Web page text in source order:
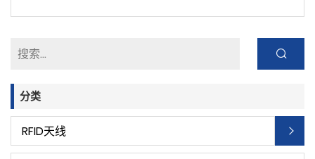
分类
RFID天线